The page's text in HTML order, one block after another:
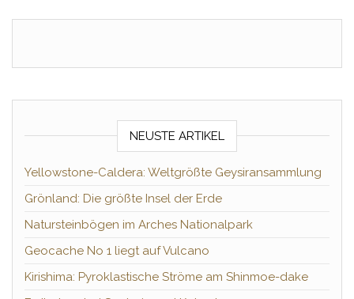
NEUSTE ARTIKEL
Yellowstone-Caldera: Weltgrößte Geysiransammlung
Grönland: Die größte Insel der Erde
Natursteinbögen im Arches Nationalpark
Geocache No 1 liegt auf Vulcano
Kirishima: Pyroklastische Ströme am Shinmoe-dake